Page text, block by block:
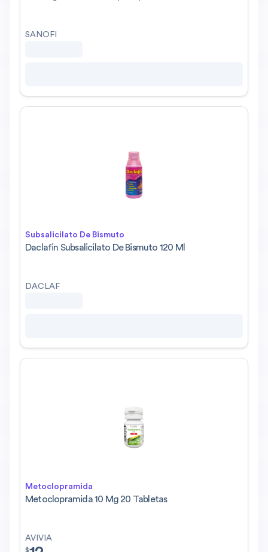
SANOFI
Subsalicilato De Bismuto
Daclafin Subsalicilato De Bismuto 120 Ml
DACLAF
Metoclopramida
Metoclopramida 10 Mg 20 Tabletas
AVIVIA
$